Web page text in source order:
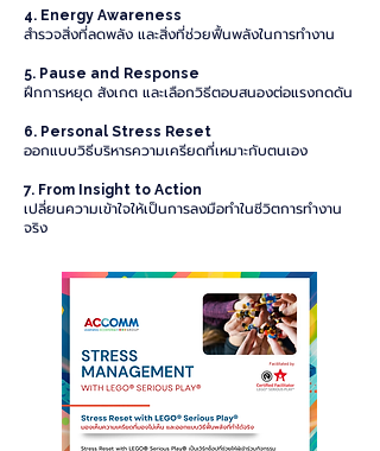
4. Energy Awareness
สำรวจสิ่งที่ลดพลัง และสิ่งที่ช่วยฟื้นพลังในการทำงาน
5. Pause and Response
ฝึกการหยุด สังเกต และเลือกวิธีตอบสนองต่อแรงกดดัน
6. Personal Stress Reset
ออกแบบวิธีบริหารความเครียดที่เหมาะกับตนเอง
7. From Insight to Action
เปลี่ยนความเข้าใจให้เป็นการลงมือทำในชีวิตการทำงาน
จริง